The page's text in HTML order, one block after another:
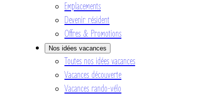
Emplacements
Devenir résident
Offres & Promotions
Nos idées vacances
Toutes nos idées vacances
Vacances découverte
Vacances rando-vélo